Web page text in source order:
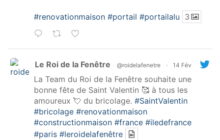
#renovationmaison #portail #portailalu 3
Le Roi de la Fenêtre @roidelafenetre · 14 Fév
La Team du Roi de la Fenêtre souhaite une
bonne fête de Saint Valentin 🥰 à tous les
amoureux 💘 du bricolage. #SaintValentin
#bricolage #renovationmaison
#constructionmaison #france #iledefrance
#paris #leroidelafenêtre